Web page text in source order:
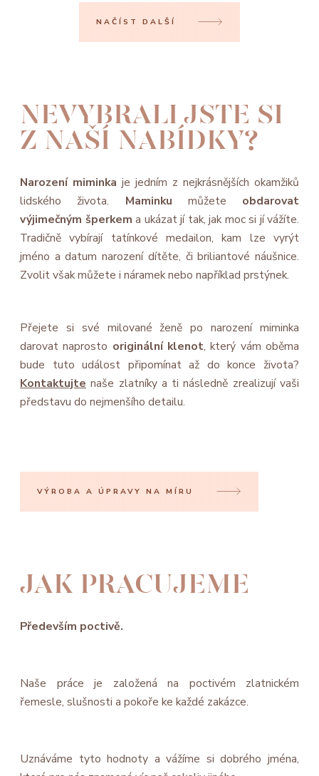
NAČÍST DALŠÍ
NEVYBRALI JSTE SI
Z NAŠÍ NABÍDKY?
Narození miminka je jedním z nejkrásnějších okamžiků
lidského života. Maminku můžete obdarovat
výjimečným šperkem a ukázat jí tak, jak moc si jí vážíte.
Tradičně vybírají tatínkové medailon, kam lze vyrýt
jméno a datum narození dítěte, či briliantové náušnice.
Zvolit však můžete i náramek nebo například prstýnek.
Přejete si své milované ženě po narození miminka
darovat naprosto originální klenot, který vám oběma
bude tuto událost připomínat až do konce života?
Kontaktujte naše zlatníky a ti následně zrealizují vaši
představu do nejmenšího detailu.
VÝROBA A ÚPRAVY NA MÍRU
JAK PRACUJEME
Především poctivě.
Naše práce je založená na poctivém zlatnickém
řemesle, slušnosti a pokoře ke každé zakázce.
Uznáváme tyto hodnoty a vážíme si dobrého jména,